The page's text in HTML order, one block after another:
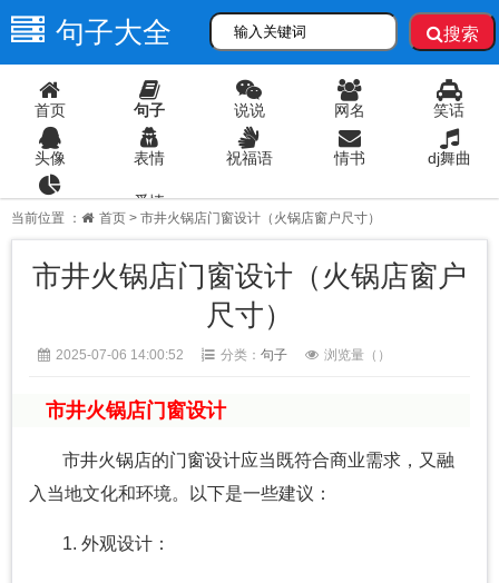
句子大全 搜索
首页 句子 说说 网名 笑话
头像 表情 祝福语 情书 dj舞曲
爱情
当前位置 ： 首页 > 市井火锅店门窗设计（火锅店窗户尺寸）
市井火锅店门窗设计（火锅店窗户
尺寸）
2025-07-06 14:00:52 分类： 句子 浏览量（ ）
市井火锅店门窗设计
市井火锅店的门窗设计应当既符合商业需求，又融
入当地文化和环境。以下是一些建议：
1. 外观设计：